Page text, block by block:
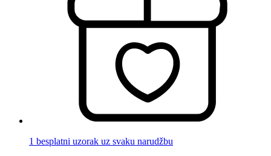
1 besplatni uzorak uz svaku narudžbu